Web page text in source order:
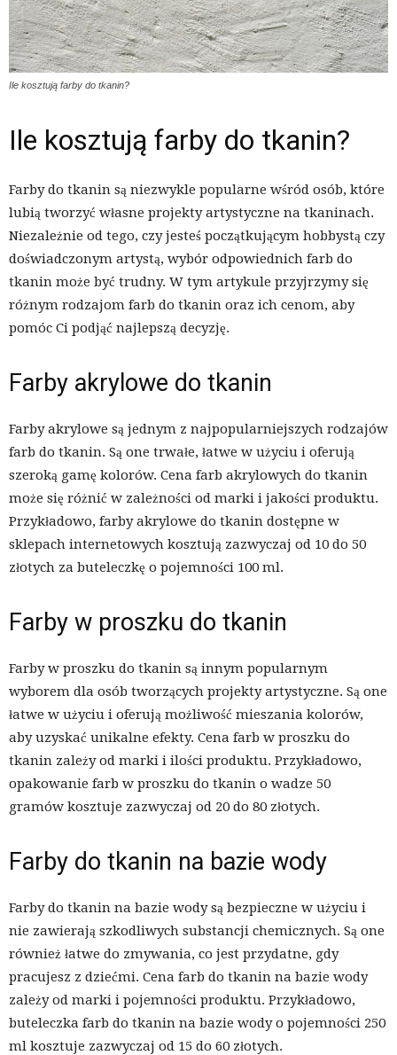
Ile kosztują farby do tkanin?
Ile kosztują farby do tkanin?
Farby do tkanin są niezwykle popularne wśród osób, które
lubią tworzyć własne projekty artystyczne na tkaninach.
Niezależnie od tego, czy jesteś początkującym hobbystą czy
doświadczonym artystą, wybór odpowiednich farb do
tkanin może być trudny. W tym artykule przyjrzymy się
różnym rodzajom farb do tkanin oraz ich cenom, aby
pomóc Ci podjąć najlepszą decyzję.
Farby akrylowe do tkanin
Farby akrylowe są jednym z najpopularniejszych rodzajów
farb do tkanin. Są one trwałe, łatwe w użyciu i oferują
szeroką gamę kolorów. Cena farb akrylowych do tkanin
może się różnić w zależności od marki i jakości produktu.
Przykładowo, farby akrylowe do tkanin dostępne w
sklepach internetowych kosztują zazwyczaj od 10 do 50
złotych za buteleczkę o pojemności 100 ml.
Farby w proszku do tkanin
Farby w proszku do tkanin są innym popularnym
wyborem dla osób tworzących projekty artystyczne. Są one
łatwe w użyciu i oferują możliwość mieszania kolorów,
aby uzyskać unikalne efekty. Cena farb w proszku do
tkanin zależy od marki i ilości produktu. Przykładowo,
opakowanie farb w proszku do tkanin o wadze 50
gramów kosztuje zazwyczaj od 20 do 80 złotych.
Farby do tkanin na bazie wody
Farby do tkanin na bazie wody są bezpieczne w użyciu i
nie zawierają szkodliwych substancji chemicznych. Są one
również łatwe do zmywania, co jest przydatne, gdy
pracujesz z dziećmi. Cena farb do tkanin na bazie wody
zależy od marki i pojemności produktu. Przykładowo,
buteleczka farb do tkanin na bazie wody o pojemności 250
ml kosztuje zazwyczaj od 15 do 60 złotych.